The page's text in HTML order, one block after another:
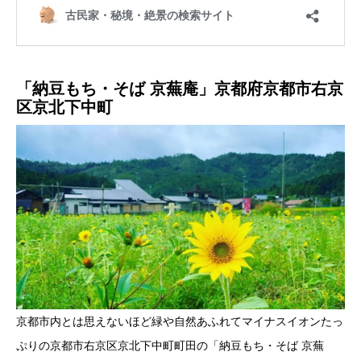
「納豆もち・そば 京蕪庵」京都府京都市右京
区京北下中町
京都市内とは思えないほど緑や自然あふれてマイナスイオンたっ
ぷりの京都市右京区京北下中町町田の「納豆もち・そば 京蕪